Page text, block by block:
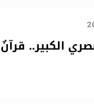
الكبير..